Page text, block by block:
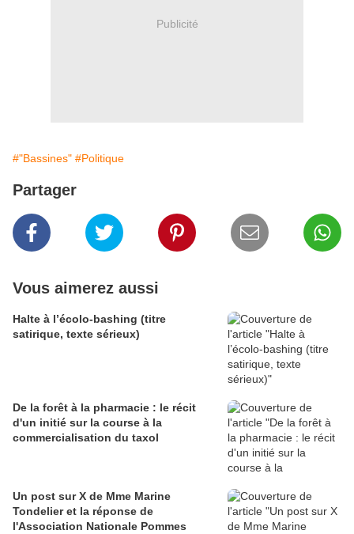
Publicité
#"Bassines" #Politique
Partager
Vous aimerez aussi
Halte à l’écolo-bashing (titre
satirique, texte sérieux)
De la forêt à la pharmacie : le récit
d'un initié sur la course à la
commercialisation du taxol
Un post sur X de Mme Marine
Tondelier et la réponse de
l'Association Nationale Pommes